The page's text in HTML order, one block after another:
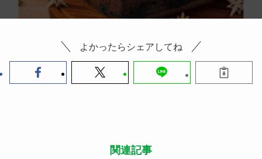
よかったらシェアしてね
関連記事